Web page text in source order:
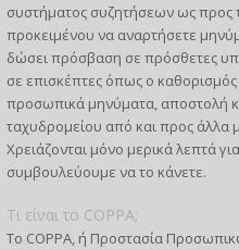
συστήματος συζητήσεων ως προς
προκειμένου να αναρτήσετε
δώσει πρόσβαση σε πρόσθετες
σε επισκέπτες όπως ο
προσωπικά μηνύματα, αποστολή
ταχυδρομείου από και προς άλλα
Χρειάζονται μόνο μερικά λεπτά
συμβουλεύουμε να το κάνετε.
Τι είναι το COPPA;
Το COPPA, ή Προστασία